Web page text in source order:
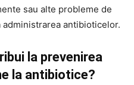
sau alte probleme de
administrarea antibioticelor.
la prevenirea
la antibiotice?